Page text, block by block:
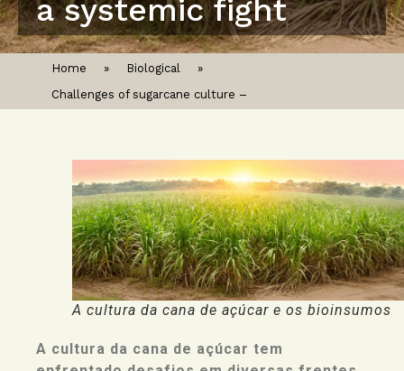
a systemic fight
Home » Biological
»
Challenges of sugarcane culture –
A cultura da cana de açúcar e os bioinsumos
A cultura da cana de açúcar tem